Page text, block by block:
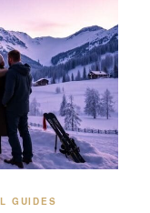
GUIDES